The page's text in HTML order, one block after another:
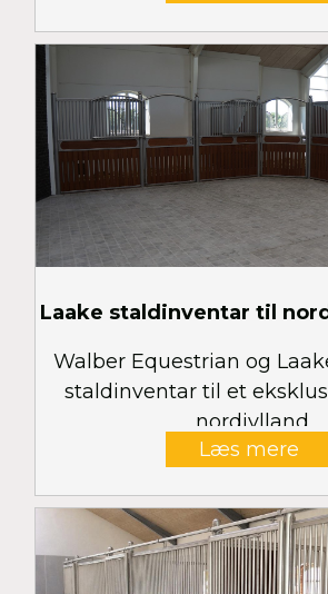
Laake staldinventar til
Walber Equestrian og
staldinventar til et
nordjylland
Læs mere